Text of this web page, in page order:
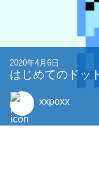
2020年4月6日
はじめてのドッ
xxpoxx